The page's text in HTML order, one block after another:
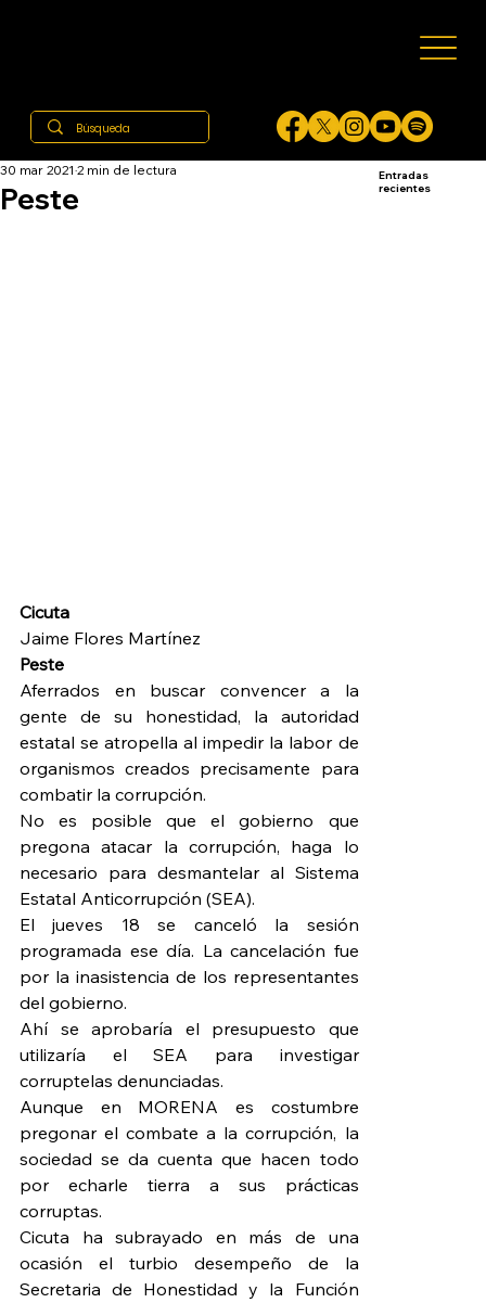
Peste
30 mar 2021 2 min de lectura
Cicuta
Jaime Flores Martínez
Peste
Aferrados en buscar convencer a la
gente de su honestidad, la autoridad
estatal se atropella al impedir la labor de
organismos creados precisamente para
combatir la corrupción.
No es posible que el gobierno que
pregona atacar la corrupción, haga lo
necesario para desmantelar al Sistema
Estatal Anticorrupción (SEA).
El jueves 18 se canceló la sesión
programada ese día. La cancelación fue
por la inasistencia de los representantes
del gobierno.
Ahí se aprobaría el presupuesto que
utilizaría el SEA para investigar
corruptelas denunciadas.
Aunque en MORENA es costumbre
pregonar el combate a la corrupción, la
sociedad se da cuenta que hacen todo
por echarle tierra a sus prácticas
corruptas.
Cicuta ha subrayado en más de una
ocasión el turbio desempeño de la
Secretaria de Honestidad y la Función
Entradas
recientes